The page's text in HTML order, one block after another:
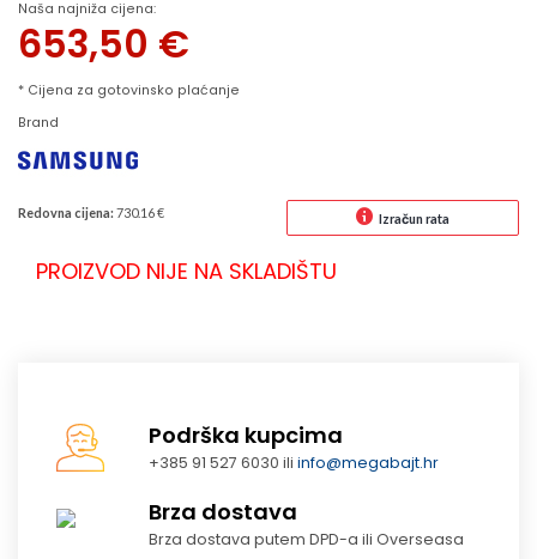
Naša najniža cijena:
653,50 €
* Cijena za gotovinsko plaćanje
Brand
Redovna cijena: 730.16 € Izračun rata
PROIZVOD NIJE NA SKLADIŠTU
Podrška kupcima
+385 91 527 6030 iliinfo@megabajt.hr
Brza dostava
Brza dostava putem DPD-a ili Overseasa